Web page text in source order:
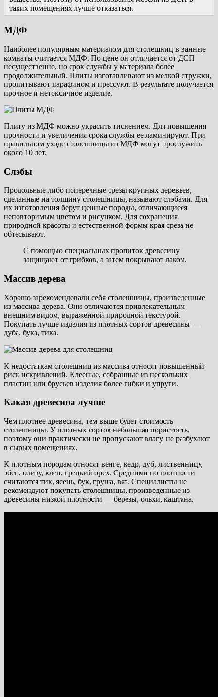
таких помещениях лучше отказаться.
МДФ
Наиболее популярным материалом для столешниц в ванные
комнаты считается МДФ. По цене он отличается от ДСП
несущественно, но срок службы у материала более
продолжительный. Плиты изготавливают из мелкой стружки,
пропитывают парафином и прессуют. В результате получается
прочное и нетоксичное изделие.
Плиту из МДФ можно украсить тиснением. Для повышения
прочности и увеличения срока службы ее ламинируют. При
правильном уходе столешницы из МДФ могут прослужить
около 10 лет.
Слэбы
Продольные либо поперечные срезы крупных деревьев,
сделанные на толщину столешницы, называют слэбами. Для
их изготовления берут ценные породы, отличающиеся
неповторимым цветом и рисунком. Для сохранения
природной красоты и естественной формы края среза не
обтесывают.
С помощью специальных пропиток древесину
защищают от грибков, а затем покрывают лаком.
Массив дерева
Хорошо зарекомендовали себя столешницы, произведенные
из массива дерева. Они отличаются привлекательным
внешним видом, выраженной природной текстурой.
Покупать лучше изделия из плотных сортов древесины —
дуба, бука, тика.
К недостаткам столешниц из массива относят повышенный
риск искривлений. Клееные, собранные из нескольких
пластин или брусьев изделия более гибки и упруги.
Какая древесина лучше
Чем плотнее древесина, тем выше будет стоимость
столешницы. У плотных сортов небольшая пористость,
поэтому они практически не пропускают влагу, не разбухают
в сырых помещениях.
К плотным породам относят венге, кедр, дуб, лиственницу,
эбен, оливу, клен, грецкий орех. Средними по плотности
считаются тик, ясень, бук, груша, вяз. Специалисты не
рекомендуют покупать столешницы, произведенные из
древесины низкой плотности — березы, ольхи, каштана.